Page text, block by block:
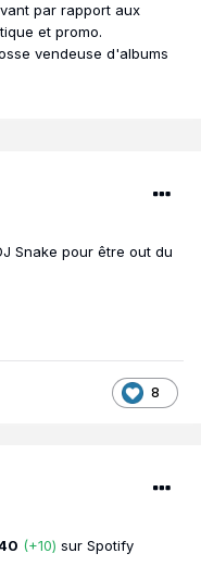
par rapport aux
et promo.
vendeuse d'albums
Snake pour être out du
8
(+10) sur Spotify